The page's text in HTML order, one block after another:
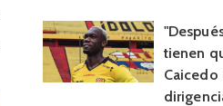
tienen
Caicedo